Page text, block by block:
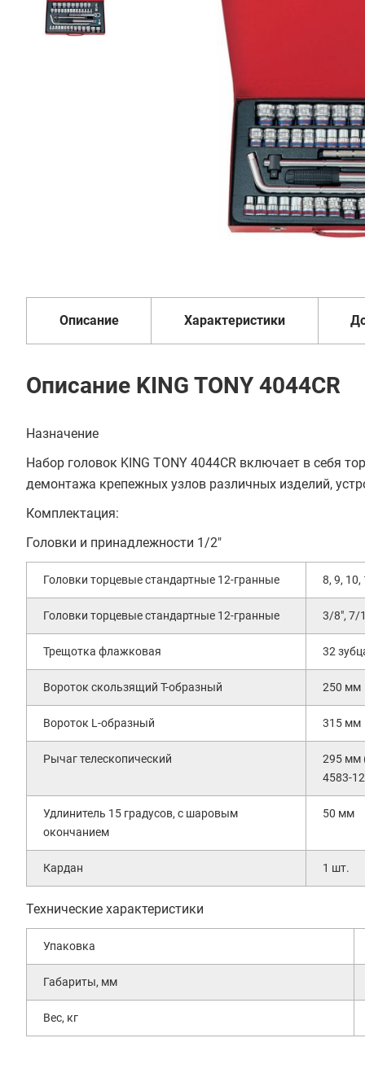
Описание Характеристики
Описание KING TONY 4044CR
Назначение
Набор головок KING TONY 4044CR включает в себя
демонтажа крепежных узлов различных изделий,
Комплектация:
Головки и принадлежности 1/2"
Головки торцевые стандартные 12-гранные 8, 9, 10,
Головки торцевые стандартные 12-гранные 3/8", 7/
Трещотка флажковая 32
Вороток скользящий Т-образный 250 мм
Вороток L-образный 315 мм
Рычаг телескопический
295 мм
4583-
Удлинитель 15 градусов, с шаровым
окончанием
50 мм
Кардан 1 шт.
Технические характеристики
Упаковка
Габариты, мм
Вес, кг